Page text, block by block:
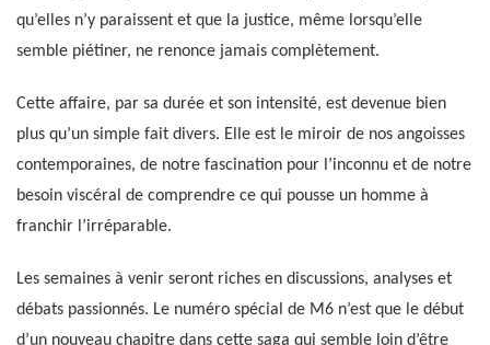
qu’elles n’y paraissent et que la justice, même lorsqu’elle
semble piétiner, ne renonce jamais complètement.
Cette affaire, par sa durée et son intensité, est devenue bien
plus qu’un simple fait divers. Elle est le miroir de nos angoisses
contemporaines, de notre fascination pour l’inconnu et de notre
besoin viscéral de comprendre ce qui pousse un homme à
franchir l’irréparable.
Les semaines à venir seront riches en discussions, analyses et
débats passionnés. Le numéro spécial de M6 n’est que le début
d’un nouveau chapitre dans cette saga qui semble loin d’être